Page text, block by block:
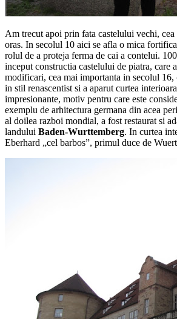
Am trecut apoi prin fata castelului vechi,
oras. In secolul 10 aici se afla o mica
rolul de a proteja ferma de cai a contelui.
inceput constructia castelului de piatra, care
modificari, cea mai importanta in secolul 16,
in stil renascentist si a aparut curtea
impresionante, motiv pentru care este
exemplu de arhitectura germana din acea
al doilea razboi mondial, a fost restaurat si
landului Baden-Wurttemberg. In curtea
Eberhard „cel barbos”, primul duce de